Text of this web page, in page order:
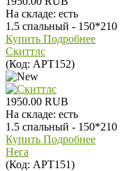
На складе: есть
1.5 спальный - 150*210
Купить Подробнее
Скиттлс
(Код: АРТ152)
1950.00 RUB
На складе: есть
1.5 спальный - 150*210
Купить Подробнее
Нега
(Код: АРТ151)